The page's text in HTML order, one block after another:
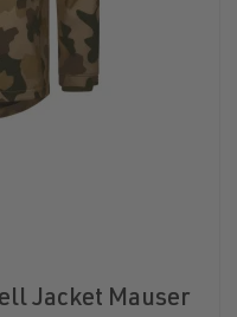
Jacket Mauser